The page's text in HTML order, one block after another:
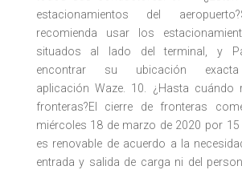
estacionamientos del
recomienda usar los
situados al lado del terminal, y
encontrar su ubicación
aplicación Waze. 10. ¿Hasta cuándo
fronteras?El cierre de fronteras
miércoles 18 de marzo de 2020 por 15
es renovable de acuerdo a la
entrada y salida de carga ni del